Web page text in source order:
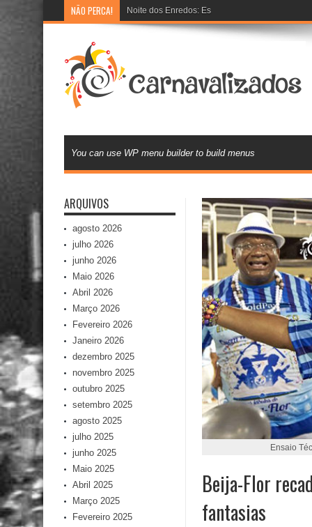
NÃO PERCA! Noite dos Enredos: Escolas de samba
You can use WP menu builder to build menus
Ensaio
Beija-Flor
fantasias
ARQUIVOS
agosto 2026
julho 2026
junho 2026
Maio 2026
Abril 2026
Março 2026
Fevereiro 2026
Janeiro 2026
dezembro 2025
novembro 2025
outubro 2025
setembro 2025
agosto 2025
julho 2025
junho 2025
Maio 2025
Abril 2025
Março 2025
Fevereiro 2025